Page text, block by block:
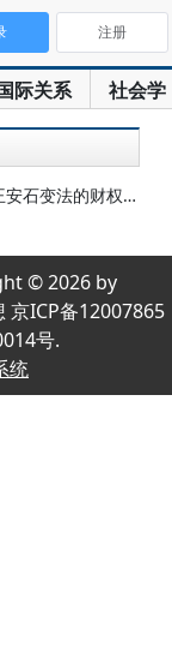
际关系 社会学
注册
财权分配体制变革
© 2026 by
ICP备12007865
号.
统